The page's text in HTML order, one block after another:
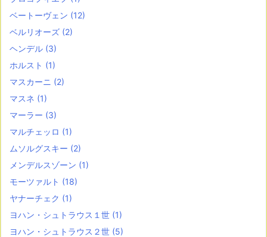
ベートーヴェン (12)
ベルリオーズ (2)
ヘンデル (3)
ホルスト (1)
マスカーニ (2)
マスネ (1)
マーラー (3)
マルチェッロ (1)
ムソルグスキー (2)
メンデルスゾーン (1)
モーツァルト (18)
ヤナーチェク (1)
ヨハン・シュトラウス１世 (1)
ヨハン・シュトラウス２世 (5)